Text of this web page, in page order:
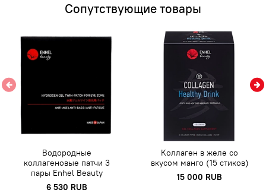
Сопутствующие товары
Водородные
коллагеновые патчи 3
пары Enhel Beauty
6 530 RUB
Коллаген в желе со
вкусом манго (15 стиков)
15 000 RUB